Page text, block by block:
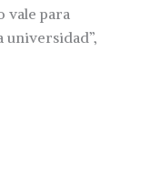
vale para
universidad”,